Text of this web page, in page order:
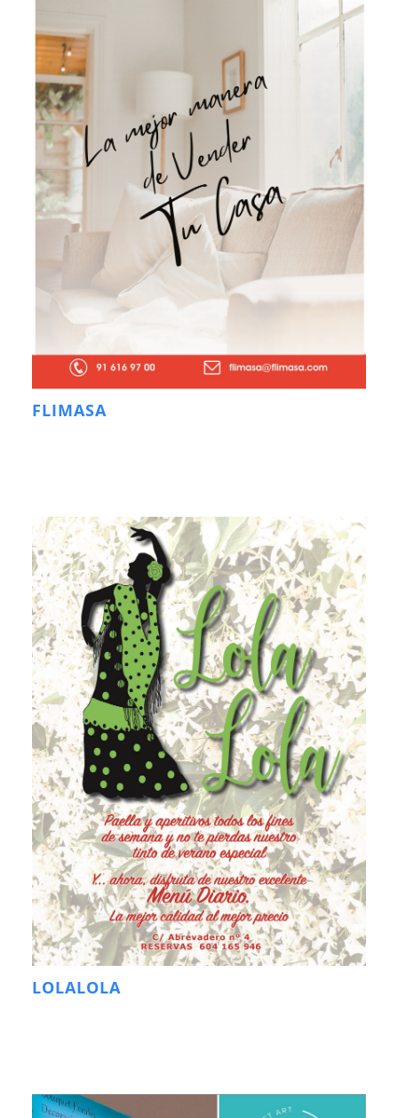
FLIMASA
LOLALOLA